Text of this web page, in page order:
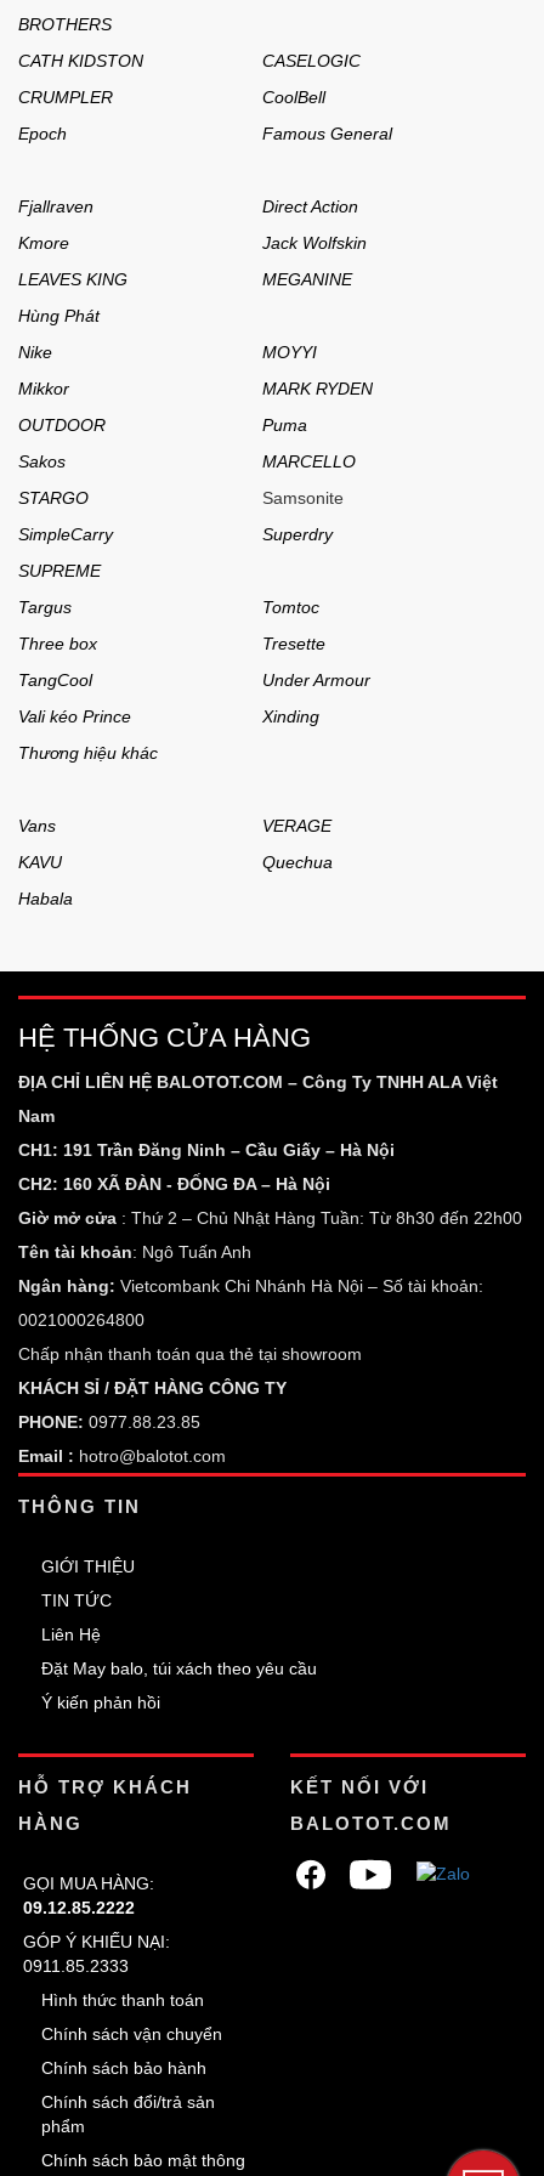
BROTHERS
CATH KIDSTON
CASELOGIC
CRUMPLER
CoolBell
Epoch
Famous General
Fjallraven
Direct Action
Kmore
Jack Wolfskin
LEAVES KING
MEGANINE
Hùng Phát
Nike
MOYYI
Mikkor
MARK RYDEN
OUTDOOR
Puma
Sakos
MARCELLO
STARGO
Samsonite
SimpleCarry
Superdry
SUPREME
Targus
Tomtoc
Three box
Tresette
TangCool
Under Armour
Vali kéo Prince
Xinding
Thương hiệu khác
Vans
VERAGE
KAVU
Quechua
Habala
HỆ THỐNG CỬA HÀNG
ĐỊA CHỈ LIÊN HỆ BALOTOT.COM – Công Ty TNHH ALA Việt
Nam
CH1: 191 Trần Đăng Ninh – Cầu Giấy – Hà Nội
CH2: 160 XÃ ĐÀN - ĐỐNG ĐA – Hà Nội
Giờ mở cửa : Thứ 2 – Chủ Nhật Hàng Tuần: Từ 8h30 đến 22h00
Tên tài khoản: Ngô Tuấn Anh
Ngân hàng: Vietcombank Chi Nhánh Hà Nội – Số tài khoản:
0021000264800
Chấp nhận thanh toán qua thẻ tại showroom
KHÁCH SỈ / ĐẶT HÀNG CÔNG TY
PHONE: 0977.88.23.85
Email : hotro@balotot.com
THÔNG TIN
GIỚI THIỆU
TIN TỨC
Liên Hệ
Đặt May balo, túi xách theo yêu cầu
Ý kiến phản hồi
HỖ TRỢ KHÁCH
HÀNG
GỌI MUA HÀNG:
09.12.85.2222
GÓP Ý KHIẾU NẠI:
0911.85.2333
Hình thức thanh toán
Chính sách vận chuyển
Chính sách bảo hành
Chính sách đổi/trả sản
phẩm
Chính sách bảo mật thông
KẾT NỐI VỚI
BALOTOT.COM